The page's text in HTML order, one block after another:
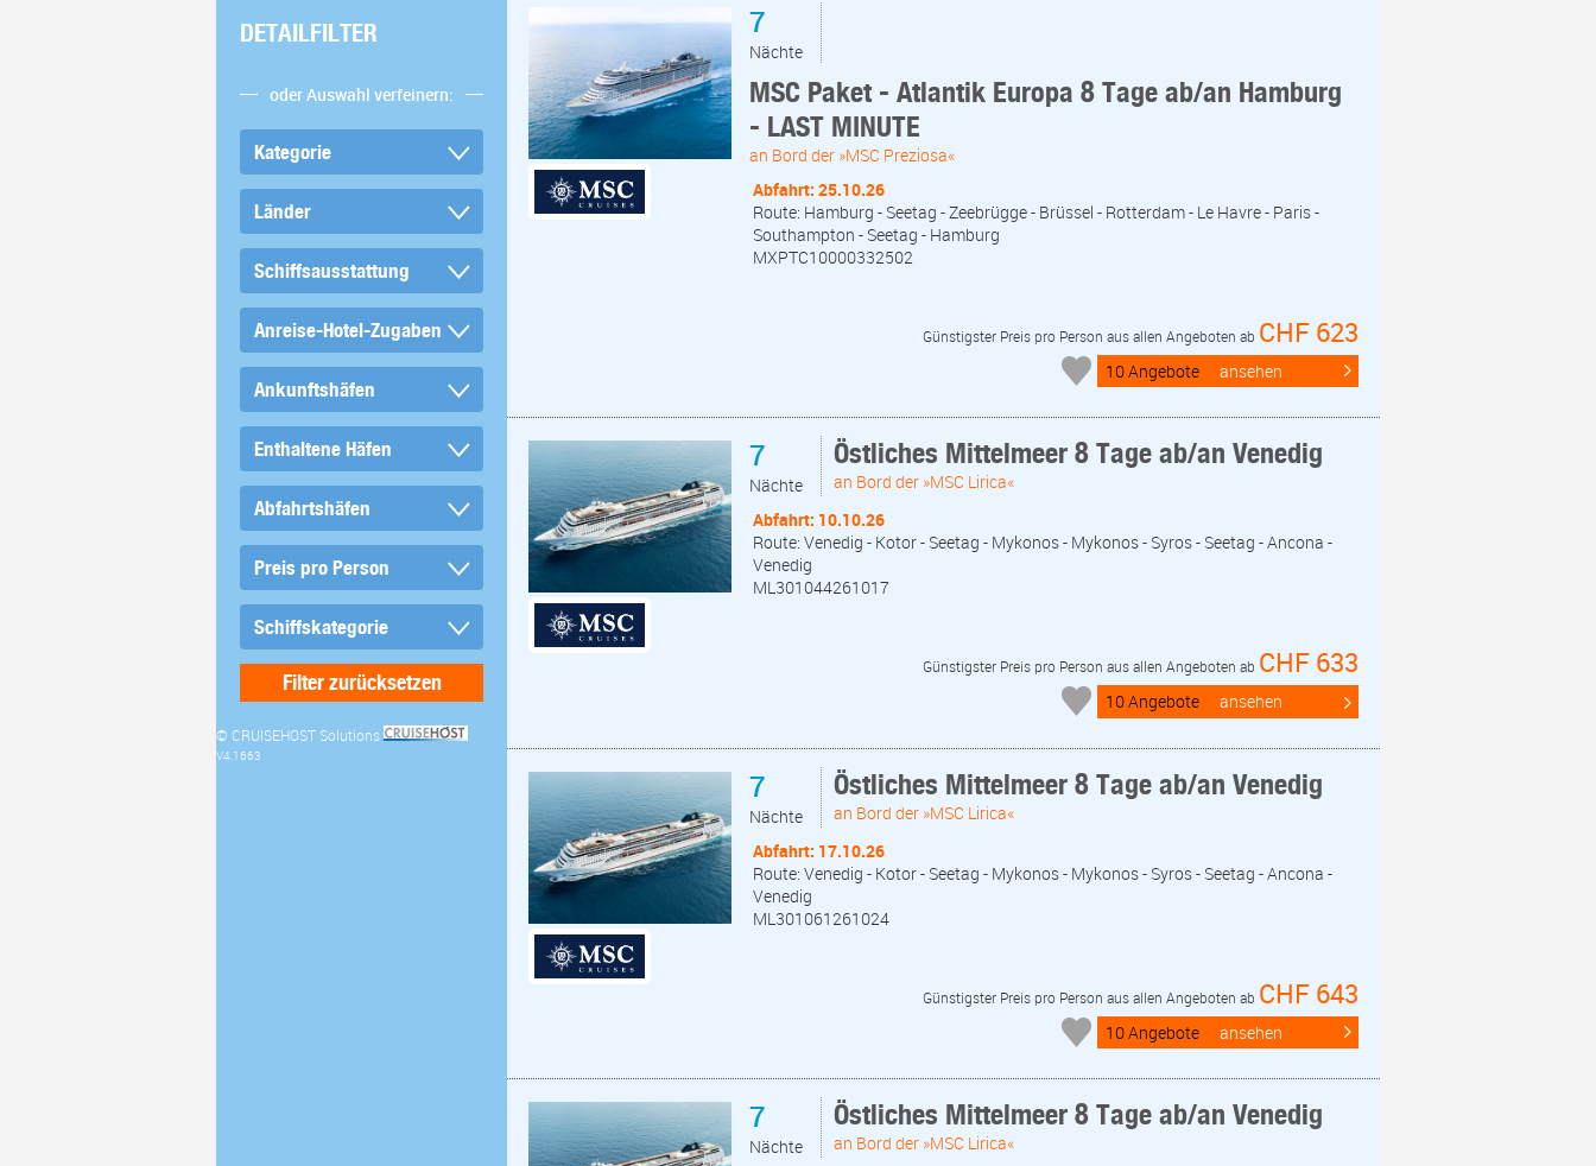
DETAILFILTER
oder Auswahl verfeinern:
© CRUISEHOST Solutions
V4.1663
7
Nächte
MSC Paket - Atlantik Europa 8 Tage ab/an Hamburg
- LAST MINUTE
an Bord der »MSC Preziosa«
Abfahrt: 25.10.26
Route: Hamburg - Seetag - Zeebrügge - Brüssel - Rotterdam - Le Havre - Paris -
Southampton - Seetag - Hamburg
MXPTC10000332502
Günstigster Preis pro Person aus allen Angeboten ab CHF 623
10 Angebote ansehen
7
Nächte
Östliches Mittelmeer 8 Tage ab/an Venedig
an Bord der »MSC Lirica«
Abfahrt: 10.10.26
Route: Venedig - Kotor - Seetag - Mykonos - Mykonos - Syros - Seetag - Ancona -
Venedig
ML301044261017
Günstigster Preis pro Person aus allen Angeboten ab CHF 633
10 Angebote ansehen
7
Nächte
Östliches Mittelmeer 8 Tage ab/an Venedig
an Bord der »MSC Lirica«
Abfahrt: 17.10.26
Route: Venedig - Kotor - Seetag - Mykonos - Mykonos - Syros - Seetag - Ancona -
Venedig
ML301061261024
Günstigster Preis pro Person aus allen Angeboten ab CHF 643
10 Angebote ansehen
7
Nächte
Östliches Mittelmeer 8 Tage ab/an Venedig
an Bord der »MSC Lirica«